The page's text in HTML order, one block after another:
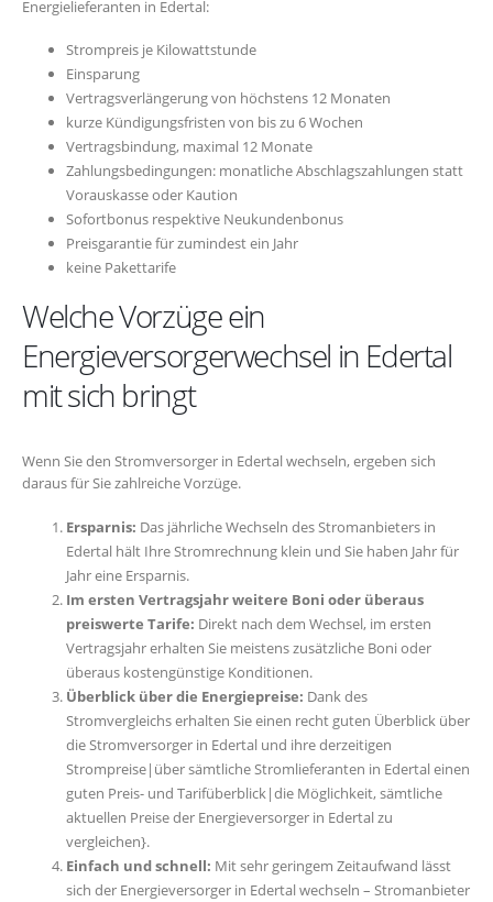
Energielieferanten in Edertal:
Strompreis je Kilowattstunde
Einsparung
Vertragsverlängerung von höchstens 12 Monaten
kurze Kündigungsfristen von bis zu 6 Wochen
Vertragsbindung, maximal 12 Monate
Zahlungsbedingungen: monatliche Abschlagszahlungen statt
Vorauskasse oder Kaution
Sofortbonus respektive Neukundenbonus
Preisgarantie für zumindest ein Jahr
keine Pakettarife
Welche Vorzüge ein
Energieversorgerwechsel in Edertal
mit sich bringt
Wenn Sie den Stromversorger in Edertal wechseln, ergeben sich
daraus für Sie zahlreiche Vorzüge.
Ersparnis: Das jährliche Wechseln des Stromanbieters in
Edertal hält Ihre Stromrechnung klein und Sie haben Jahr für
Jahr eine Ersparnis.
Im ersten Vertragsjahr weitere Boni oder überaus
preiswerte Tarife: Direkt nach dem Wechsel, im ersten
Vertragsjahr erhalten Sie meistens zusätzliche Boni oder
überaus kostengünstige Konditionen.
Überblick über die Energiepreise: Dank des
Stromvergleichs erhalten Sie einen recht guten Überblick über
die Stromversorger in Edertal und ihre derzeitigen
Strompreise|über sämtliche Stromlieferanten in Edertal einen
guten Preis- und Tarifüberblick|die Möglichkeit, sämtliche
aktuellen Preise der Energieversorger in Edertal zu
vergleichen}.
Einfach und schnell: Mit sehr geringem Zeitaufwand lässt
sich der Energieversorger in Edertal wechseln – Stromanbieter